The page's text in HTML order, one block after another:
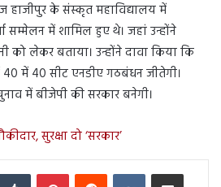
हाजीपुर के संस्कृत महाविद्यालय में
सम्मेलन में शामिल हुए थे। जहां उन्होंने
को लेकर बताया। उन्होंने दावा किया कि
में 40 सीट एनडीए गठबंधन जीतेगी।
में बीजेपी की सरकार बनेगी।
सुरक्षा दो ‘सरकार’
Tumblr PinterestReddit VKontakteShare via Email